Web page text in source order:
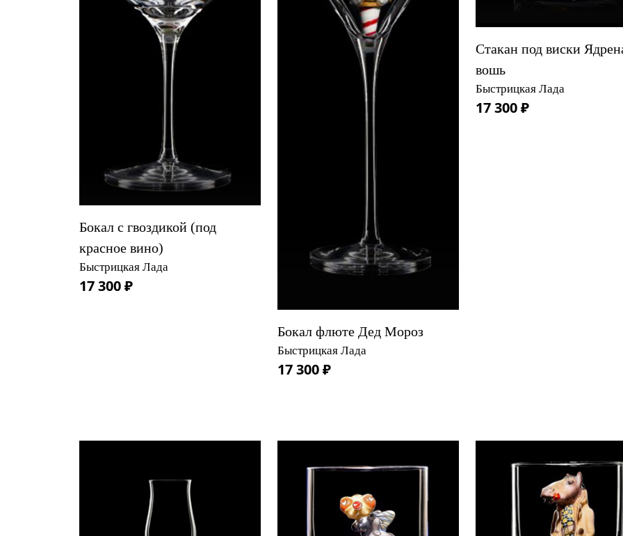
Бокал с гвоздикой (под
красное вино)
Быстрицкая Лада
17 300 ₽
Бокал флюте Дед Мороз
Быстрицкая Лада
17 300 ₽
Стакан под виски
вошь
Быстрицкая Лада
17 300 ₽